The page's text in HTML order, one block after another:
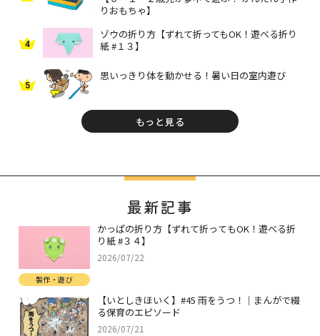
りおもちゃ】
4
ゾウの折り方【ずれて折ってもOK！遊べる折り
紙 #１３】
5
思いっきり体を動かせる！暑い日の室内遊び
もっと見る
最新記事
かっぱの折り方【ずれて折ってもOK！遊べる折
り紙 #３４】
2026/07/22
製作・遊び
【いとしきほいく】#45 雨をうつ！｜まんがで綴
る保育のエピソード
2026/07/21